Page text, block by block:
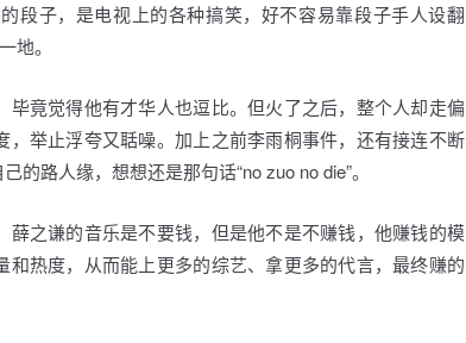
段子，是电视上的各种搞笑，好不容易靠段子手人设翻
地。
竟觉得他有才华人也逗比。但火了之后，整个人却走偏
举止浮夸又聒噪。加上之前李雨桐事件，还有接连不断
路人缘，想想还是那句话“no zuo no die”。
之谦的音乐是不要钱，但是他不是不赚钱，他赚钱的模
热度，从而能上更多的综艺、拿更多的代言，最终赚的